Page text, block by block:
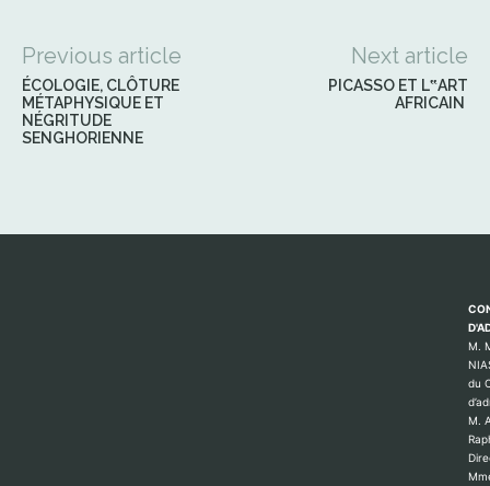
Previous article
ÉCOLOGIE, CLÔTURE
MÉTAPHYSIQUE ET
NÉGRITUDE
SENGHORIENNE
Next article
PICASSO ET L‟ART
AFRICAIN
M.
du
M.